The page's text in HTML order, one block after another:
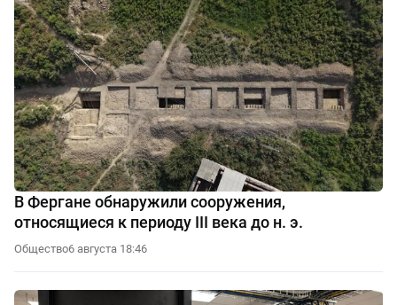
В Фергане обнаружили сооружения,
относящиеся к периоду III века до н. э.
Общество6 августа 18:46